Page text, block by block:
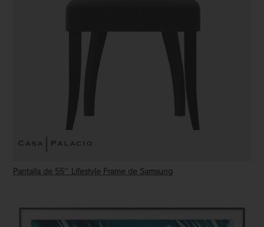
Pantalla de 55″ Lifestyle Frame de Samsung